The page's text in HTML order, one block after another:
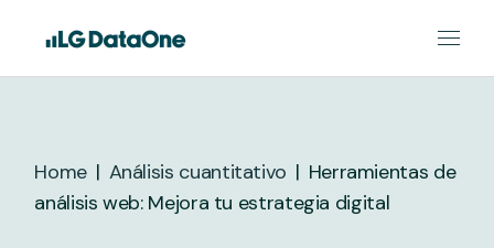
Home Análisis cuantitativo
Herramientas de
análisis web: Mejora tu estrategia digital